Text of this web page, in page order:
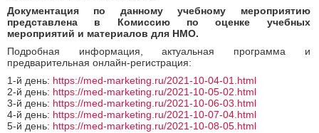
Документация по данному учебному мероприятию
представлена в Комиссию по оценке учебных
мероприятий и материалов для НМО.
Подробная информация, актуальная программа и
предварительная онлайн-регистрация:
1-й день: https://med-marketing.ru/2021-10-04-01.html
2-й день: https://med-marketing.ru/2021-10-05-02.html
3-й день: https://med-marketing.ru/2021-10-06-03.html
4-й день: https://med-marketing.ru/2021-10-07-04.html
5-й день: https://med-marketing.ru/2021-10-08-05.html